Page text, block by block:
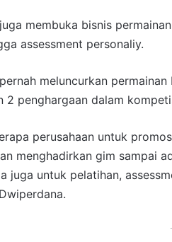
membuka bisnis
assessment personaliy.
meluncurkan
2 penghargaan dalam
perusahaan untuk
menghadirkan gim sampai
juga untuk pelatihan,